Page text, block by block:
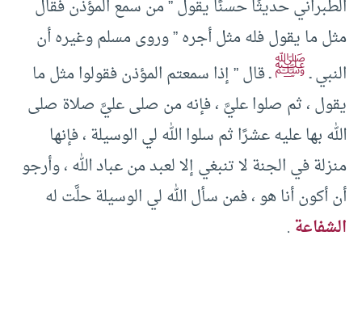
الطبراني حديثًا حسنًا يقول ” من سمع المؤذن فقال
مثل ما يقول فله مثل أجره ” وروى مسلم وغيره أن
النبي ـﷺـ قال ” إذا سمعتم المؤذن فقولوا مثل ما
يقول ، ثم صلوا عليَّ ، فإنه من صلى عليَّ صلاة صلى
الله بها عليه عشرًا ثم سلوا الله لي الوسيلة ، فإنها
منزلة في الجنة لا تنبغي إلا لعبد من عباد الله ، وأرجو
أن أكون أنا هو ، فمن سأل الله لي الوسيلة حلَّت له
الشفاعة.